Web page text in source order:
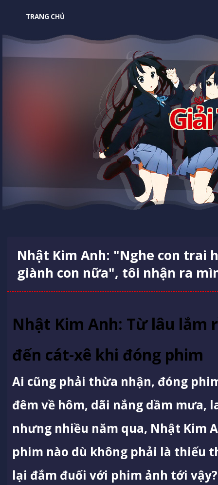
TRANG CHỦ
Nhật Kim Anh: "Nghe con trai
giành con nữa", tôi nhận ra
Nhật Kim Anh: Từ lâu lắm
đến cát-xê khi đóng phim
Ai cũng phải thừa nhận, đóng
đêm về hôm, dãi nắng dầm mưa,
nhưng nhiều năm qua, Nhật Kim
phim nào dù không phải là thiếu
lại đắm đuối với phim ảnh tới vậy?